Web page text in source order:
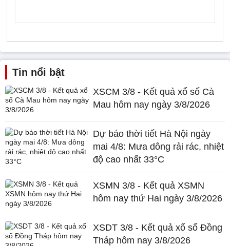
Tin nổi bật
XSCM 3/8 - Kết quả xổ số Cà
Mau hôm nay ngày 3/8/2026
Dự báo thời tiết Hà Nội ngày
mai 4/8: Mưa dông rải rác, nhiệt
độ cao nhất 33°C
XSMN 3/8 - Kết quả XSMN
hôm nay thứ Hai ngày 3/8/2026
XSDT 3/8 - Kết quả xổ số Đồng
Tháp hôm nay 3/8/2026